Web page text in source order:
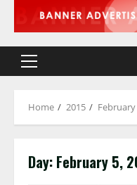
Primary
Home 2015 February
Day: February 5,